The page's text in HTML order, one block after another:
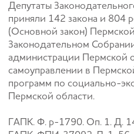
Депутаты
приняли 142 закона и 804
(Основной закон)
Законодательном
администрации Пермской
самоуправлении в
программ по социально-
Пермской области.
ГАПК. Ф. р-1790. Оп. 1. Д.